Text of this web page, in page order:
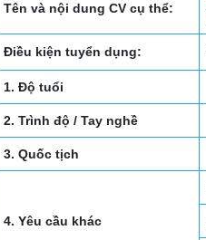
Tên và nội dung CV cụ thể:
Điều kiện tuyển dụng:
1. Độ tuổi
2. Trình độ / Tay nghề
3. Quốc tịch
4. Yêu cầu khác